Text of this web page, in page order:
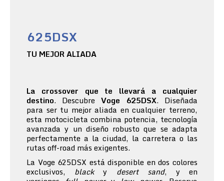
625DSX
TU MEJOR ALIADA
La crossover que te llevará a cualquier
destino. Descubre Voge 625DSX. Diseñada
para ser tu mejor aliada en cualquier terreno,
esta motocicleta combina potencia, tecnología
avanzada y un diseño robusto que se adapta
perfectamente a la ciudad, la carretera o las
rutas off-road más exigentes.
La Voge 625DSX está disponible en dos colores
exclusivos, blacky desert sand, y en